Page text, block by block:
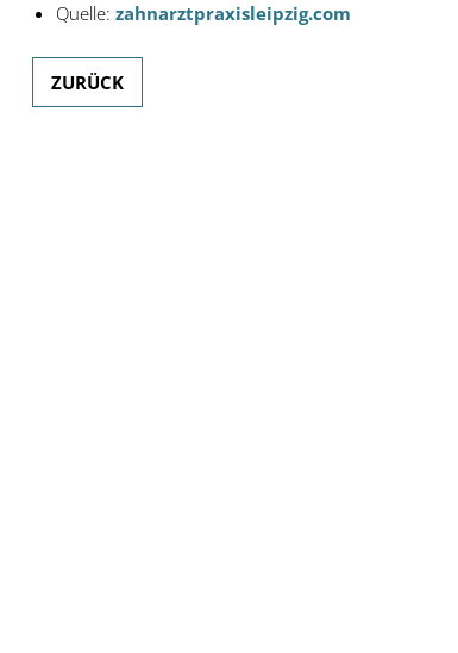
Quelle: zahnarztpraxisleipzig.com
ZURÜCK